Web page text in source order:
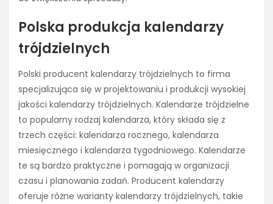
Polska produkcja kalendarzy
trójdzielnych
Polski producent kalendarzy trójdzielnych to firma
specjalizująca się w projektowaniu i produkcji wysokiej
jakości kalendarzy trójdzielnych. Kalendarze trójdzielne
to popularny rodzaj kalendarza, który składa się z
trzech części: kalendarza rocznego, kalendarza
miesięcznego i kalendarza tygodniowego. Kalendarze
te są bardzo praktyczne i pomagają w organizacji
czasu i planowania zadań. Producent kalendarzy
oferuje różne warianty kalendarzy trójdzielnych, takie